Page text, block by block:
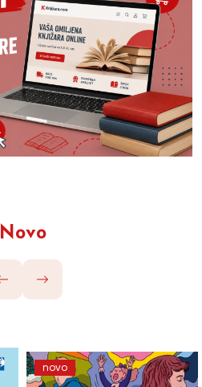
Novo
novo